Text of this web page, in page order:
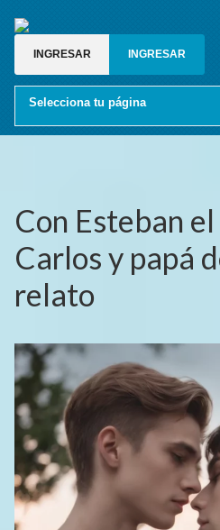
INGRESAR INGRESAR
Selecciona tu página
Blog gay
Grupos de whatsapp gay
Con Esteban
Carlos y papá
relato